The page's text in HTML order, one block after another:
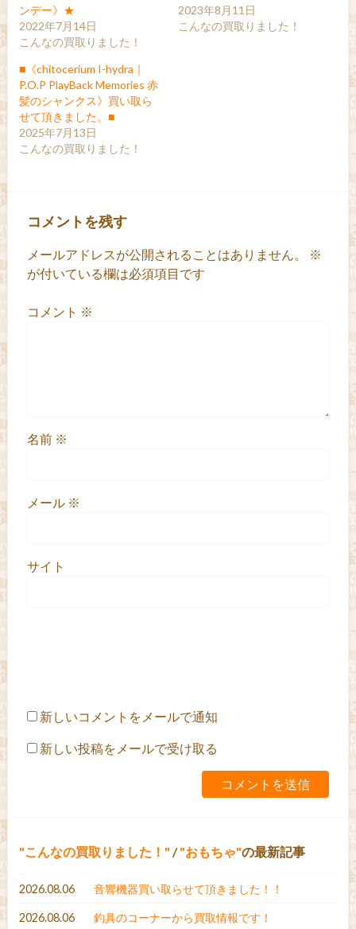
ンデー》★
2022年7月14日
こんなの買取りました！
2023年8月11日
こんなの買取りました！
■《chitocerium I-hydra｜
P.O.P PlayBack Memories 赤
髪のシャンクス》買い取ら
せて頂きました。■
2025年7月13日
こんなの買取りました！
コメントを残す
メールアドレスが公開されることはありません。
※
が付いている欄は必須項目です
コメント ※
名前 ※
メール ※
サイト
新しいコメントをメールで通知
新しい投稿をメールで受け取る
こんなの買取りました！ / おもちゃ の最新記事
2026.08.06 音響機器買い取らせて頂きました！！
2026.08.06 釣具のコーナーから買取情報です！